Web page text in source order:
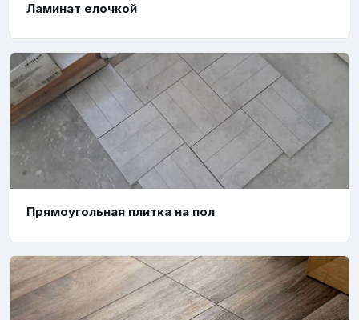
Ламинат елочкой
Прямоугольная плитка на пол